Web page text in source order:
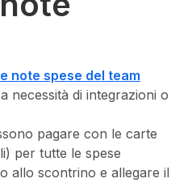
note spese del team
necessità di integrazioni o
pagare con le carte
per tutte le spese
allo scontrino e allegare il